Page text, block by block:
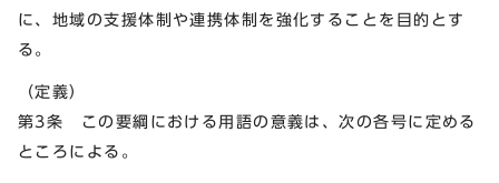
に、地域の支援体制や連携体制を強化することを目的とす
る。
（定義）
第3条 この要綱における用語の意義は、次の各号に定める
ところによる。